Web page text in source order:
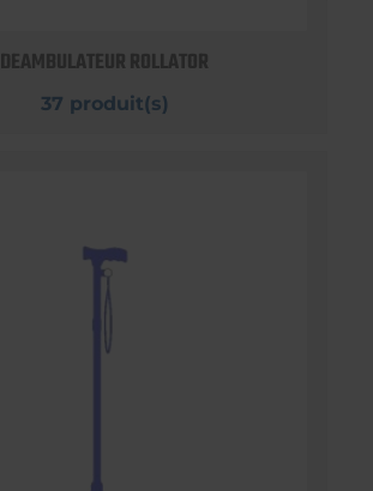
DEAMBULATEUR ROLLATOR
37 produit(s)